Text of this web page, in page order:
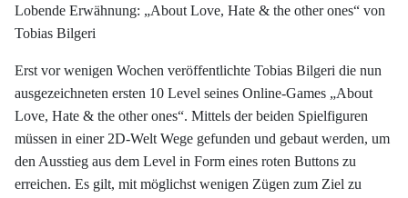
Lobende Erwähnung: „About Love, Hate & the other ones“ von
Tobias Bilgeri
Erst vor wenigen Wochen veröffentlichte Tobias Bilgeri die nun
ausgezeichneten ersten 10 Level seines Online-Games „About
Love, Hate & the other ones“. Mittels der beiden Spielfiguren
müssen in einer 2D-Welt Wege gefunden und gebaut werden, um
den Ausstieg aus dem Level in Form eines roten Buttons zu
erreichen. Es gilt, mit möglichst wenigen Zügen zum Ziel zu